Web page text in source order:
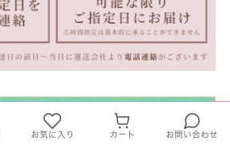
コメント
お気に入り カート お問い合わせ